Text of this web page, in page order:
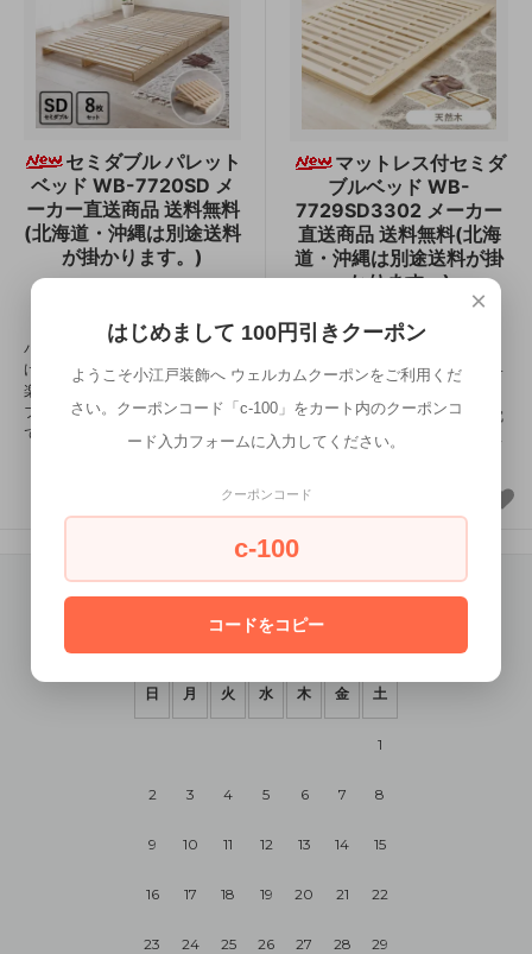
セミダブル パレット
ベッド WB-7720SD メ
ーカー直送商品 送料無料
(北海道・沖縄は別途送料
が掛かります。)
パレット状のすのこ板を並べるだ
けの簡単設置で移動や模様替えも
楽々。アレンジがしやすく、ライ
フスタイルが変わっても長く使用
できます。
マットレス付セミダ
ブルベッド WB-
7729SD3302 メーカー
直送商品 送料無料(北海
道・沖縄は別途送料が掛
かります。)
SOLD OUT
マットレスに対して余裕のあるサ
独立したバネが体型に合わせて沈
みこむポケットコイルマットレス
日 月 火 水 木 金 土
1
2 3 4 5 6 7 8
9 10 11 12 13 14 15
16 17 18 19 20 21 22
23 24 25 26 27 28 29
×
はじめまして 100円引きクーポン
ようこそ小江戸装飾へ ウェルカムクーポンをご利用くだ
さい。クーポンコード「c-100」をカート内のクーポンコ
ード入力フォームに入力してください。
クーポンコード
c-100
コードをコピー